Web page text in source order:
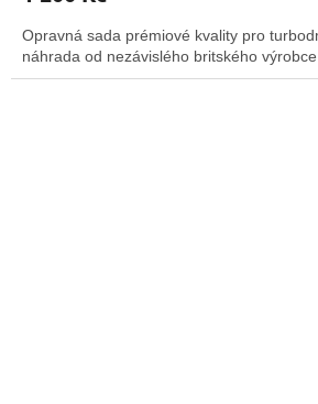
Opravná sada prémiové kvality pro
náhrada od nezávislého britského